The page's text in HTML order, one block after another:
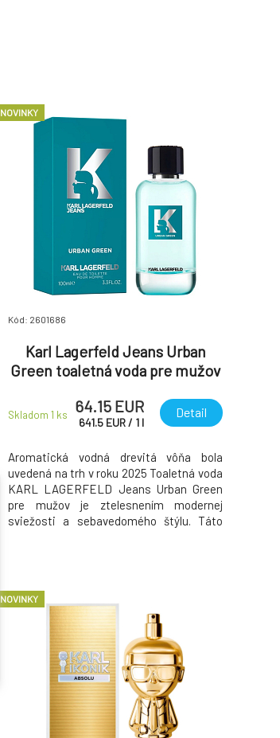
NOVINKY
Kód: 2601686
Karl Lagerfeld Jeans Urban
Green toaletná voda pre mužov
Skladom 1 ks 64.15 EUR
641.5 EUR / 1 l
Detail
Aromatická vodná drevitá vôňa bola
uvedená na trh v roku 2025 Toaletná voda
KARL LAGERFELD Jeans Urban Green
pre mužov je ztelesnením modernej
sviežosti a sebavedomého štýlu. Táto
ľahkosťou. Vô
NOVINKY